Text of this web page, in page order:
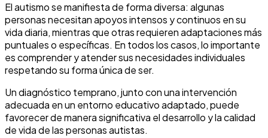
El autismo se manifiesta de forma diversa: algunas
personas necesitan apoyos intensos y continuos en su
vida diaria, mientras que otras requieren adaptaciones más
puntuales o específicas. En todos los casos, lo importante
es comprender y atender sus necesidades individuales
respetando su forma única de ser.
Un diagnóstico temprano, junto con una intervención
adecuada en un entorno educativo adaptado, puede
favorecer de manera significativa el desarrollo y la calidad
de vida de las personas autistas.